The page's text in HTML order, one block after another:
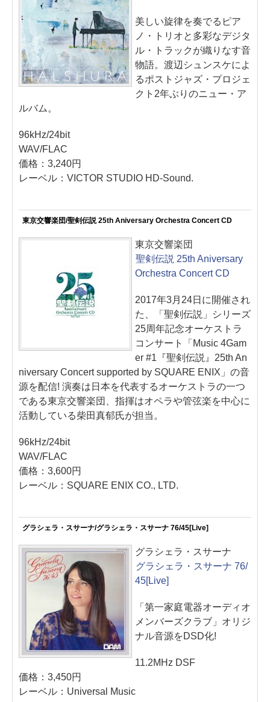
美しい旋律を奏でるピア
ノ・トリオと多彩なデジタ
ル・トラックが織りなす音
物語。渡辺シュンスケによ
るポストジャズ・プロジェ
クト2年ぶりのニュー・ア
ルバム。
96kHz/24bit
WAV/FLAC
価格：3,240円
レーベル：VICTOR STUDIO HD-Sound.
東京交響楽団/聖剣伝説 25th Aniversary Orchestra Concert CD
東京交響楽団
聖剣伝説 25th Aniversary
Orchestra Concert CD
2017年3月24日に開催され
た、「聖剣伝説」シリーズ
25周年記念オーケストラ
コンサート「Music 4Gam
er #1『聖剣伝説』25th An
niversary Concert supported by SQUARE ENIX」の音
源を配信! 演奏は日本を代表するオーケストラの一つ
である東京交響楽団、指揮はオペラや管弦楽を中心に
活動している柴田真郁氏が担当。
96kHz/24bit
WAV/FLAC
価格：3,600円
レーベル：SQUARE ENIX CO., LTD.
グラシェラ・スサーナ/グラシェラ・スサーナ 76/45[Live]
グラシェラ・スサーナ
グラシェラ・スサーナ 76/
45[Live]
「第一家庭電器オーディオ
メンバーズクラブ」オリジ
ナル音源をDSD化!
11.2MHz DSF
価格：3,450円
レーベル：Universal Music